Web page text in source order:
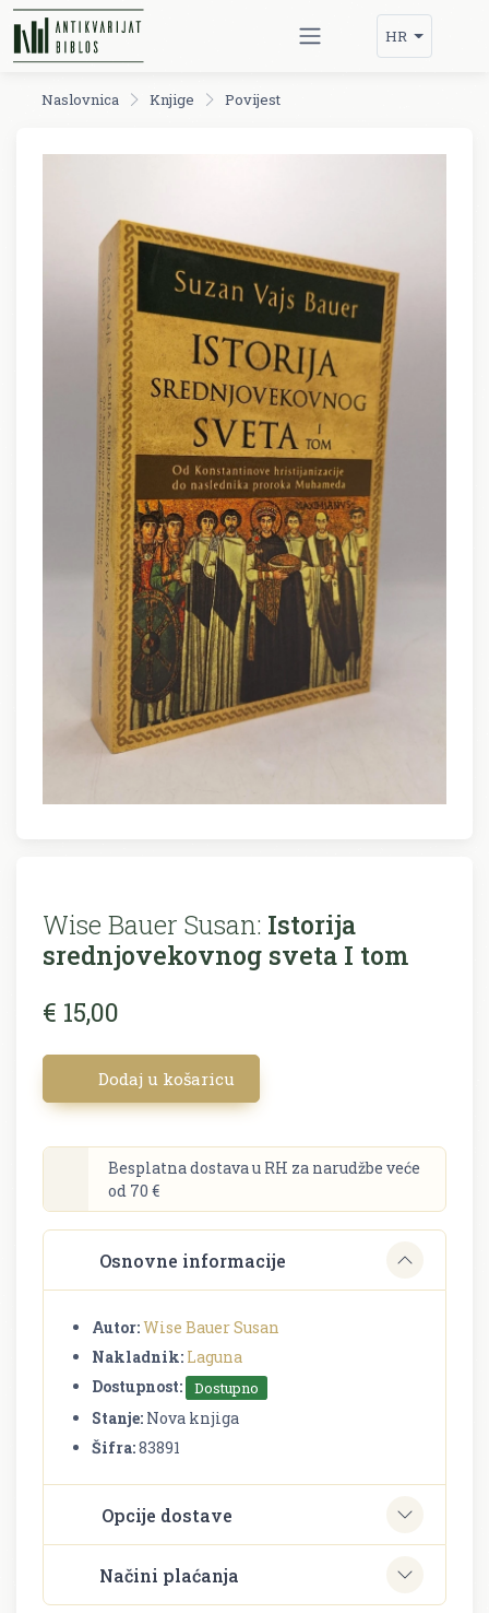
HR
Naslovnica Knjige Povijest
Wise Bauer Susan: Istorija
srednjovekovnog sveta I tom
€ 15,00
Dodaj u košaricu
Besplatna dostava u RH za narudžbe veće
od 70 €
Osnovne informacije
Autor:Wise Bauer Susan
Nakladnik: Laguna
Dostupnost:
Dostupno
Stanje: Nova knjiga
Šifra:83891
Opcije dostave
Načini plaćanja